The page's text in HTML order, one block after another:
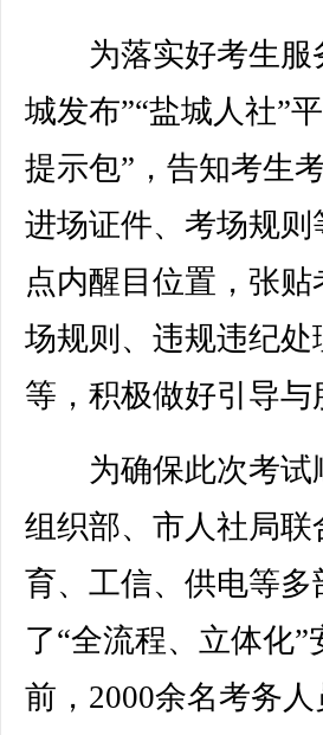
为落实好考生服
城发布”“盐城人社”
提示包”，告知考生
进场证件、考场规
点内醒目位置，张
场规则、违规违纪
等，积极做好引导与
为确保此次考试
组织部、市人社局
育、工信、供电等
了“全流程、立体化
前，2000余名考务